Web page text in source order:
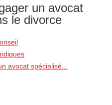
un avocat
le divorce
avocat spécialisé...